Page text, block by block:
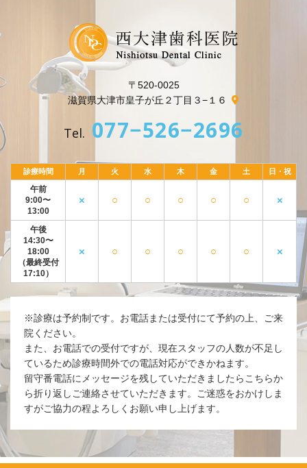
〒520-0025
滋賀県大津市皇子が丘２丁目３−１６
Tel. 077−526−2696
診療時間 月 火 水 木 金 土 日・祝
午前
9:00〜
13:00
× ○ ○ ○ ○ ○ ×
午後
14:30〜
18:00
（最終受付
17:10）
× ○ ○ ○ ○ ○ ×
※診療は予約制です。お電話または受付にて予約の上、ご来
院ください。
また、お電話での受付ですが、現在スタッフの人数が不足し
ているため診療時間外での電話対応ができかねます。
留守番電話にメッセージを残していただきましたらこちらか
ら折り返しご連絡させていただきます。ご迷惑をおかけしま
すがご協力の程よろしくお願い申し上げます。